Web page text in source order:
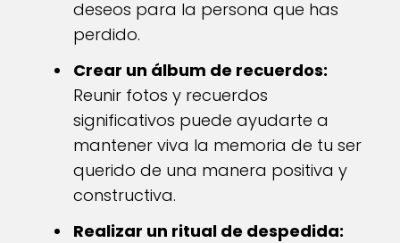
deseos para la persona que has
perdido.
Crear un álbum de recuerdos:
Reunir fotos y recuerdos
significativos puede ayudarte a
mantener viva la memoria de tu ser
querido de una manera positiva y
constructiva.
Realizar un ritual de despedida: